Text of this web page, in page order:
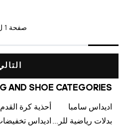
صفحة 1 ل 7
AND SHOE CATEGORIES
اديداس سامبا
بدلات رياضية للرجال اديداس